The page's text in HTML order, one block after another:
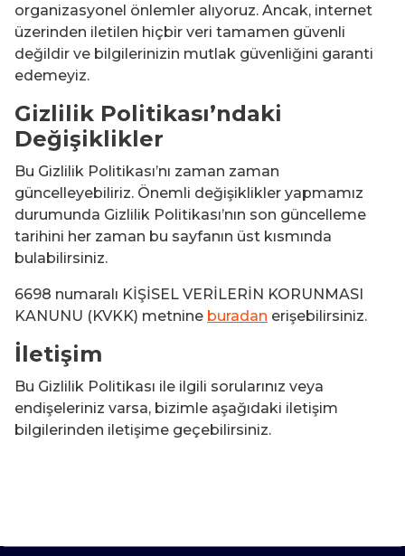
organizasyonel önlemler alıyoruz. Ancak, internet
üzerinden iletilen hiçbir veri tamamen güvenli
değildir ve bilgilerinizin mutlak güvenliğini garanti
edemeyiz.
Gizlilik Politikası’ndaki
Değişiklikler
Bu Gizlilik Politikası’nı zaman zaman
güncelleyebiliriz. Önemli değişiklikler yapmamız
durumunda Gizlilik Politikası’nın son güncelleme
tarihini her zaman bu sayfanın üst kısmında
bulabilirsiniz.
6698 numaralı KİŞİSEL VERİLERİN KORUNMASI
KANUNU (KVKK) metnine buradan erişebilirsiniz.
İletişim
Bu Gizlilik Politikası ile ilgili sorularınız veya
endişeleriniz varsa, bizimle aşağıdaki iletişim
bilgilerinden iletişime geçebilirsiniz.